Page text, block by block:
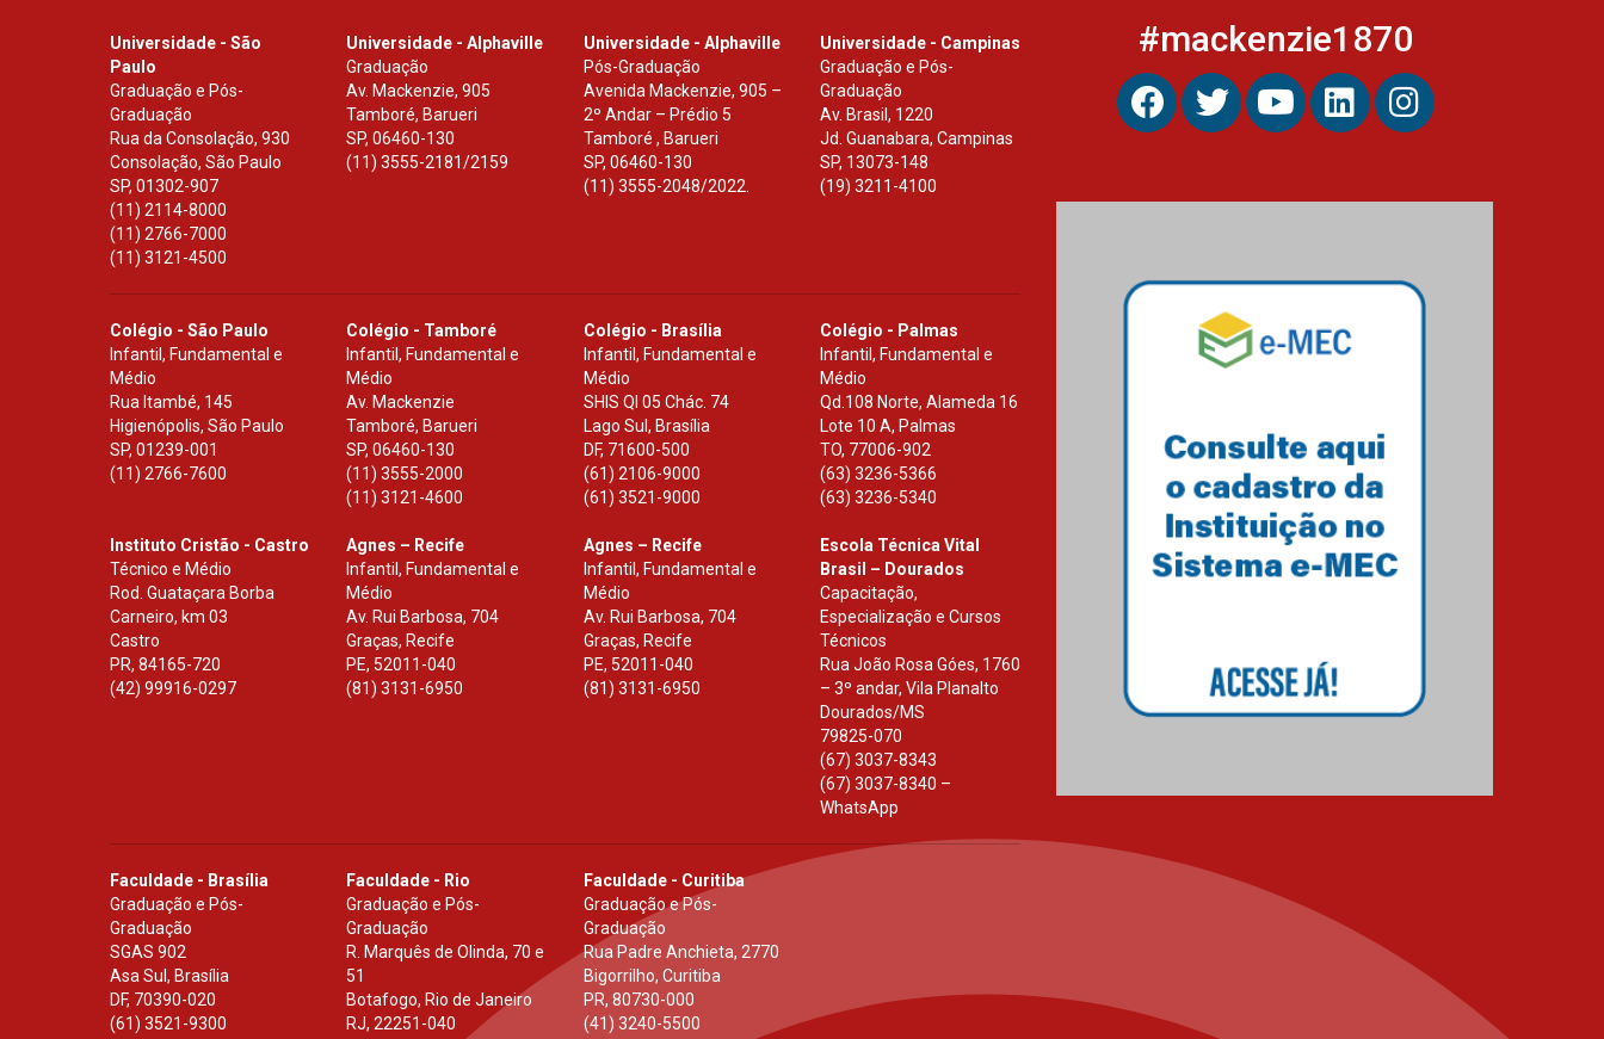
Universidade - São
Paulo
Graduação e Pós-
Graduação
Rua da Consolação, 930
Consolação, São Paulo
SP, 01302-907
(11) 2114-8000
(11) 2766-7000
(11) 3121-4500
Universidade - Alphaville
Graduação
Av. Mackenzie, 905
Tamboré, Barueri
SP,06460-130
(11) 3555-2181/2159
Universidade - Alphaville
Pós-Graduação
Avenida Mackenzie, 905 –
2º Andar – Prédio 5
Tamboré , Barueri
SP, 06460-130
(11) 3555-2048/2022.
Universidade - Campinas
Graduação e Pós-
Graduação
Av. Brasil, 1220
Jd. Guanabara, Campinas
SP, 13073-148
(19) 3211-4100
Colégio - São Paulo
Infantil, Fundamental e
Médio
Rua Itambé, 145
Higienópolis, São Paulo
SP, 01239-001
(11) 2766-7600
Colégio - Tamboré
Infantil, Fundamental e
Médio
Av. Mackenzie
Tamboré, Barueri
SP,06460-130
(11) 3555-2000
(11) 3121-4600
Colégio - Brasília
Infantil, Fundamental e
Médio
SHIS Ql 05 Chác. 74
Lago Sul, Brasília
DF, 71600-500
(61) 2106-9000
(61) 3521-9000
Colégio - Palmas
Infantil, Fundamental e
Médio
Qd.108 Norte, Alameda 16
Lote 10 A, Palmas
TO, 77006-902
(63) 3236-5366
(63) 3236-5340
Instituto Cristão - Castro
Técnico e Médio
Rod. Guataçara Borba
Carneiro, km 03
Castro
PR, 84165-720
(42) 99916-0297
Agnes – Recife
Infantil, Fundamental e
Médio
Av. Rui Barbosa, 704
Graças, Recife
PE, 52011-040
(81) 3131-6950
Agnes – Recife
Infantil, Fundamental e
Médio
Av. Rui Barbosa, 704
Graças, Recife
PE, 52011-040
(81) 3131-6950
Escola Técnica Vital
Brasil – Dourados
Capacitação,
Especialização e Cursos
Técnicos
Rua João Rosa Góes, 1760
– 3º andar, Vila Planalto
Dourados/MS
79825-070
(67) 3037-8343
(67) 3037-8340 –
WhatsApp
Faculdade - Brasília
Graduação e Pós-
Graduação
SGAS 902
Asa Sul, Brasília
DF, 70390-020
(61) 3521-9300
Faculdade - Rio
Graduação e Pós-
Graduação
R. Marquês de Olinda, 70 e
51
Botafogo, Rio de Janeiro
RJ,22251-040
Faculdade - Curitiba
Graduação e Pós-
Graduação
Rua Padre Anchieta, 2770
Bigorrilho, Curitiba
PR, 80730-000
(41) 3240-5500
#mackenzie1870